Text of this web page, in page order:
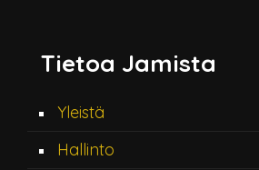
Tietoa Jamista
Yleistä
Hallinto